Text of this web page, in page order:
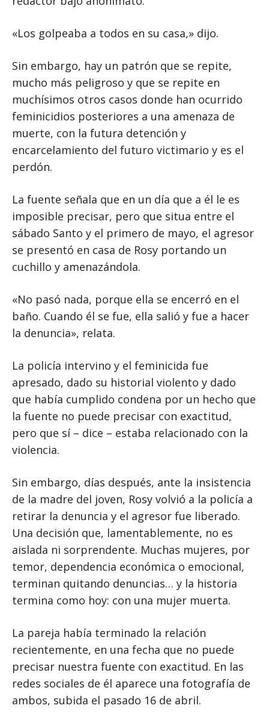
«Los golpeaba a todos en su casa,» dijo.
Sin embargo, hay un patrón que se repite,
mucho más peligroso y que se repite en
muchísimos otros casos donde han ocurrido
feminicidios posteriores a una amenaza de
muerte, con la futura detención y
encarcelamiento del futuro victimario y es el
perdón.
La fuente señala que en un día que a él le es
imposible precisar, pero que situa entre el
sábado Santo y el primero de mayo, el agresor
se presentó en casa de Rosy portando un
cuchillo y amenazándola.
«No pasó nada, porque ella se encerró en el
baño. Cuando él se fue, ella salió y fue a hacer
la denuncia», relata.
La policía intervino y el feminicida fue
apresado, dado su historial violento y dado
que había cumplido condena por un hecho que
la fuente no puede precisar con exactitud,
pero que sí – dice – estaba relacionado con la
violencia.
Sin embargo, días después, ante la insistencia
de la madre del joven, Rosy volvió a la policía a
retirar la denuncia y el agresor fue liberado.
Una decisión que, lamentablemente, no es
aislada ni sorprendente. Muchas mujeres, por
temor, dependencia económica o emocional,
terminan quitando denuncias… y la historia
termina como hoy: con una mujer muerta.
La pareja había terminado la relación
recientemente, en una fecha que no puede
precisar nuestra fuente con exactitud. En las
redes sociales de él aparece una fotografía de
ambos, subida el pasado 16 de abril.